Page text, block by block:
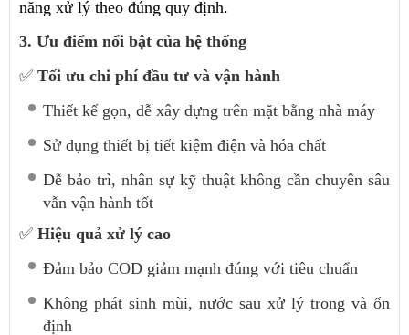
năng xử lý theo đúng quy định.
3. Ưu điểm nổi bật của hệ thống
✅ Tối ưu chi phí đầu tư và vận hành
Thiết kế gọn, dễ xây dựng trên mặt bằng nhà máy
Sử dụng thiết bị tiết kiệm điện và hóa chất
Dễ bảo trì, nhân sự kỹ thuật không cần chuyên sâu
vẫn vận hành tốt
✅ Hiệu quả xử lý cao
Đảm bảo COD giảm mạnh đúng với tiêu chuẩn
Không phát sinh mùi, nước sau xử lý trong và ổn
định